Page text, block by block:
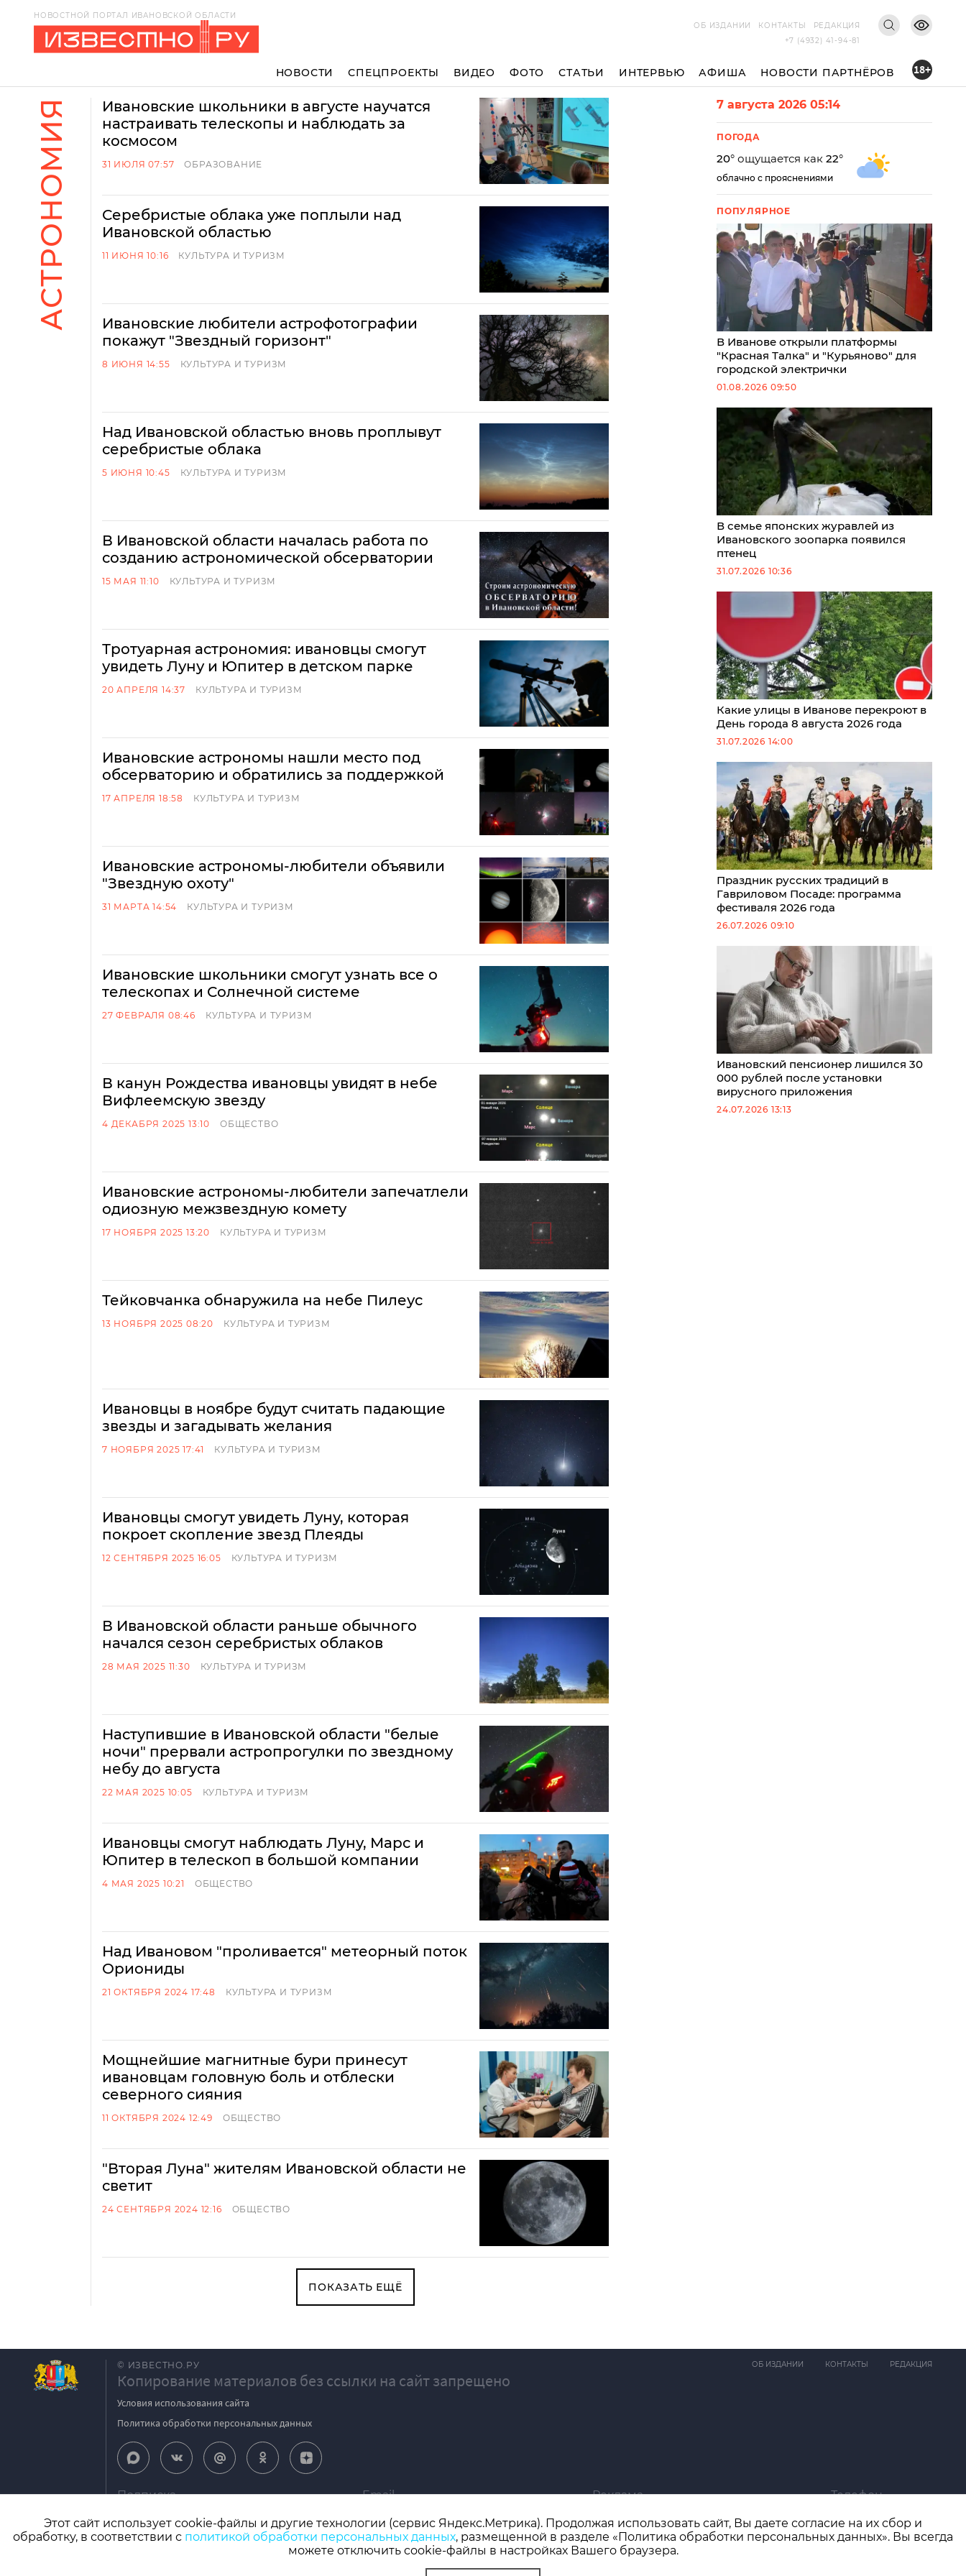
НОВОСТНОЙ ПОРТАЛ ИВАНОВСКОЙ ОБЛАСТИ
ОБ ИЗДАНИИ
КОНТАКТЫ
РЕДАКЦИЯ
+7 (4932) 41-94-81
НОВОСТИ СПЕЦПРОЕКТЫ ВИДЕО ФОТО СТАТЬИ ИНТЕРВЬЮ АФИША НОВОСТИ ПАРТНЁРОВ 18+
АСТРОНОМИЯ
Ивановские школьники в августе научатся
настраивать телескопы и наблюдать за
космосом
31 ИЮЛЯ 07:57 ОБРАЗОВАНИЕ
Серебристые облака уже поплыли над
Ивановской областью
11 ИЮНЯ 10:16 КУЛЬТУРА И ТУРИЗМ
Ивановские любители астрофотографии
покажут "Звездный горизонт"
8 ИЮНЯ 14:55 КУЛЬТУРА И ТУРИЗМ
Над Ивановской областью вновь проплывут
серебристые облака
5 ИЮНЯ 10:45 КУЛЬТУРА И ТУРИЗМ
В Ивановской области началась работа по
созданию астрономической обсерватории
15 МАЯ 11:10 КУЛЬТУРА И ТУРИЗМ
Тротуарная астрономия: ивановцы смогут
увидеть Луну и Юпитер в детском парке
20 АПРЕЛЯ 14:37 КУЛЬТУРА И ТУРИЗМ
Ивановские астрономы нашли место под
обсерваторию и обратились за поддержкой
17 АПРЕЛЯ 18:58 КУЛЬТУРА И ТУРИЗМ
Ивановские астрономы-любители объявили
"Звездную охоту"
31 МАРТА 14:54 КУЛЬТУРА И ТУРИЗМ
Ивановские школьники смогут узнать все о
телескопах и Солнечной системе
27 ФЕВРАЛЯ 08:46 КУЛЬТУРА И ТУРИЗМ
В канун Рождества ивановцы увидят в небе
Вифлеемскую звезду
4 ДЕКАБРЯ 2025 13:10 ОБЩЕСТВО
Ивановские астрономы-любители запечатлели
одиозную межзвездную комету
17 НОЯБРЯ 2025 13:20 КУЛЬТУРА И ТУРИЗМ
Тейковчанка обнаружила на небе Пилеус
13 НОЯБРЯ 2025 08:20 КУЛЬТУРА И ТУРИЗМ
Ивановцы в ноябре будут считать падающие
звезды и загадывать желания
7 НОЯБРЯ 2025 17:41 КУЛЬТУРА И ТУРИЗМ
Ивановцы смогут увидеть Луну, которая
покроет скопление звезд Плеяды
12 СЕНТЯБРЯ 2025 16:05 КУЛЬТУРА И ТУРИЗМ
В Ивановской области раньше обычного
начался сезон серебристых облаков
28 МАЯ 2025 11:30 КУЛЬТУРА И ТУРИЗМ
Наступившие в Ивановской области "белые
ночи" прервали астропрогулки по звездному
небу до августа
22 МАЯ 2025 10:05 КУЛЬТУРА И ТУРИЗМ
Ивановцы смогут наблюдать Луну, Марс и
Юпитер в телескоп в большой компании
4 МАЯ 2025 10:21 ОБЩЕСТВО
Над Ивановом "проливается" метеорный поток
Ориониды
21 ОКТЯБРЯ 2024 17:48 КУЛЬТУРА И ТУРИЗМ
Мощнейшие магнитные бури принесут
ивановцам головную боль и отблески
северного сияния
11 ОКТЯБРЯ 2024 12:49 ОБЩЕСТВО
"Вторая Луна" жителям Ивановской области не
светит
24 СЕНТЯБРЯ 2024 12:16 ОБЩЕСТВО
ПОКАЗАТЬ ЕЩЁ
7 августа 2026 05:14
ПОГОДА
20° ощущается как 22°
облачно с прояснениями
ПОПУЛЯРНОЕ
В Иванове открыли платформы
"Красная Талка" и "Курьяново" для
городской электрички
01.08.2026 09:50
В семье японских журавлей из
Ивановского зоопарка появился
птенец
31.07.2026 10:36
Какие улицы в Иванове перекроют в
День города 8 августа 2026 года
31.07.2026 14:00
Праздник русских традиций в
Гавриловом Посаде: программа
фестиваля 2026 года
26.07.2026 09:10
Ивановский пенсионер лишился 30
000 рублей после установки
вирусного приложения
24.07.2026 13:13
© ИЗВЕСТНО.РУ
Копирование материалов без ссылки на сайт запрещено
Условия использования сайта
Политика обработки персональных данных
ОБ ИЗДАНИИ КОНТАКТЫ РЕДАКЦИЯ
Подписка
Email
Реклама
Телефон
СМИ: Izvestno.ru. Реестровая запись 08.11.2019 серия ЭЛ № ФС 77 - 77192, зарегистрировано Роскомнадзором
Этот сайт использует cookie-файлы и другие технологии (сервис Яндекс.Метрика). Продолжая использовать сайт, Вы даете согласие на их сбор и
обработку, в соответствии с политикой обработки персональных данных, размещенной в разделе «Политика обработки персональных данных». Вы всегда
можете отключить cookie-файлы в настройках Вашего браузера.